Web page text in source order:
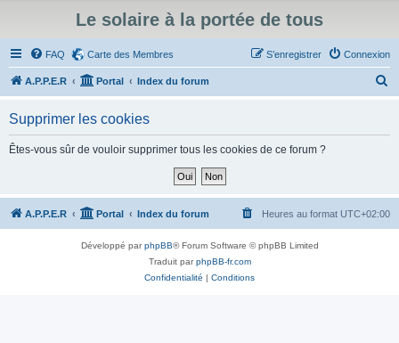
Le solaire à la portée de tous
FAQ Carte des Membres Connexion
S’enregistrer
A.P.P.E.R Portal Index du forum
h
Supprimer les cookies
Êtes-vous sûr de vouloir supprimer tous les cookies de ce forum ?
A.P.P.E.R Portal Index du forum Heures au format UTC+02:00
Développé parphpBB® Forum Software © phpBB Limited
Traduit parphpBB-fr.com
Confidentialité | Conditions